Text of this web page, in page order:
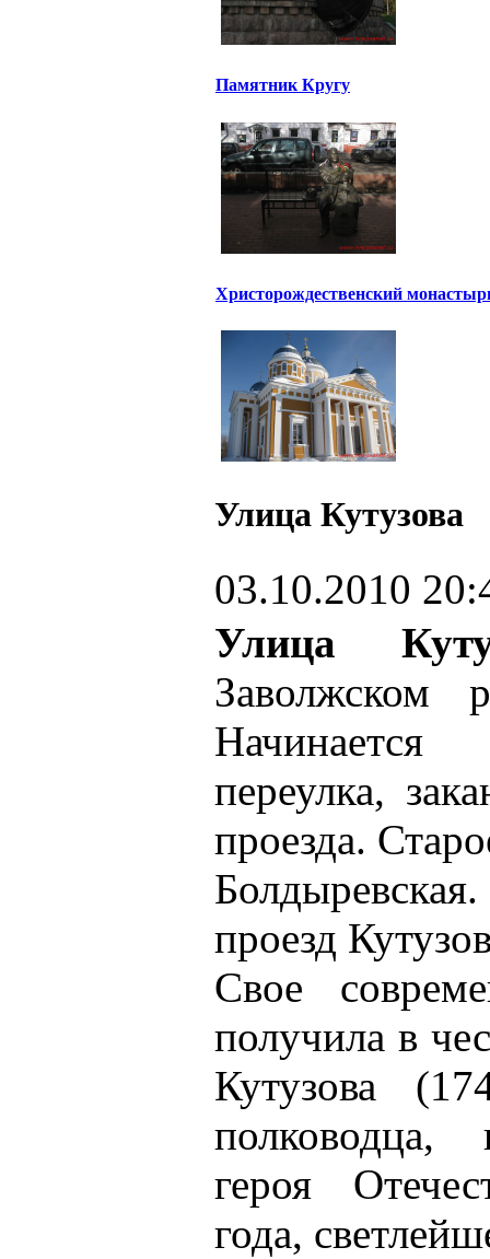
Памятник Кругу
Христорождественский
Улица Кутузова
03.10.2010
Улица
Заволжском
переулка,
проезда.
проезд
Свое
получила в
Кутузова
полководца,
героя
года,